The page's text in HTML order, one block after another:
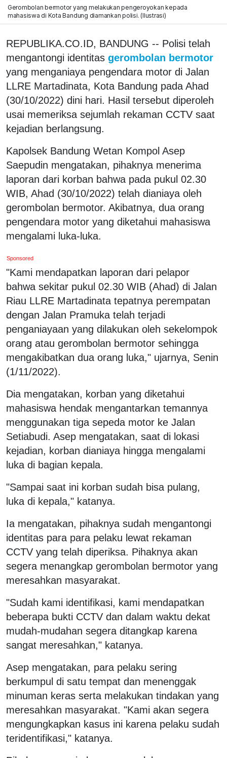
Gerombolan bermotor yang melakukan pengeroyokan kepada
mahasiswa di Kota Bandung diamankan polisi. (Ilustrasi)
REPUBLIKA.CO.ID, BANDUNG -- Polisi telah
mengantongi identitas gerombolan bermotor
yang menganiaya pengendara motor di Jalan
LLRE Martadinata, Kota Bandung pada Ahad
(30/10/2022) dini hari. Hasil tersebut diperoleh
usai memeriksa sejumlah rekaman CCTV saat
kejadian berlangsung.
Kapolsek Bandung Wetan Kompol Asep
Saepudin mengatakan, pihaknya menerima
laporan dari korban bahwa pada pukul 02.30
WIB, Ahad (30/10/2022) telah dianiaya oleh
gerombolan bermotor. Akibatnya, dua orang
pengendara motor yang diketahui mahasiswa
mengalami luka-luka.
Sponsored
"Kami mendapatkan laporan dari pelapor
bahwa sekitar pukul 02.30 WIB (Ahad) di Jalan
Riau LLRE Martadinata tepatnya perempatan
dengan Jalan Pramuka telah terjadi
penganiayaan yang dilakukan oleh sekelompok
orang atau gerombolan bermotor sehingga
mengakibatkan dua orang luka," ujarnya, Senin
(1/11/2022).
Dia mengatakan, korban yang diketahui
mahasiswa hendak mengantarkan temannya
menggunakan tiga sepeda motor ke Jalan
Setiabudi. Asep mengatakan, saat di lokasi
kejadian, korban dianiaya hingga mengalami
luka di bagian kepala.
"Sampai saat ini korban sudah bisa pulang,
luka di kepala," katanya.
Ia mengatakan, pihaknya sudah mengantongi
identitas para para pelaku lewat rekaman
CCTV yang telah diperiksa. Pihaknya akan
segera menangkap gerombolan bermotor yang
meresahkan masyarakat.
"Sudah kami identifikasi, kami mendapatkan
beberapa bukti CCTV dan dalam waktu dekat
mudah-mudahan segera ditangkap karena
sangat meresahkan," katanya.
Asep mengatakan, para pelaku sering
berkumpul di satu tempat dan menenggak
minuman keras serta melakukan tindakan yang
meresahkan masyarakat. "Kami akan segera
mengungkapkan kasus ini karena pelaku sudah
teridentifikasi," katanya.